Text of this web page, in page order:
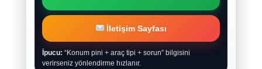
İletişim Sayfası
İpucu: “Konum pini + araç tipi + sorun” bilgisini
verirseniz yönlendirme hızlanır.